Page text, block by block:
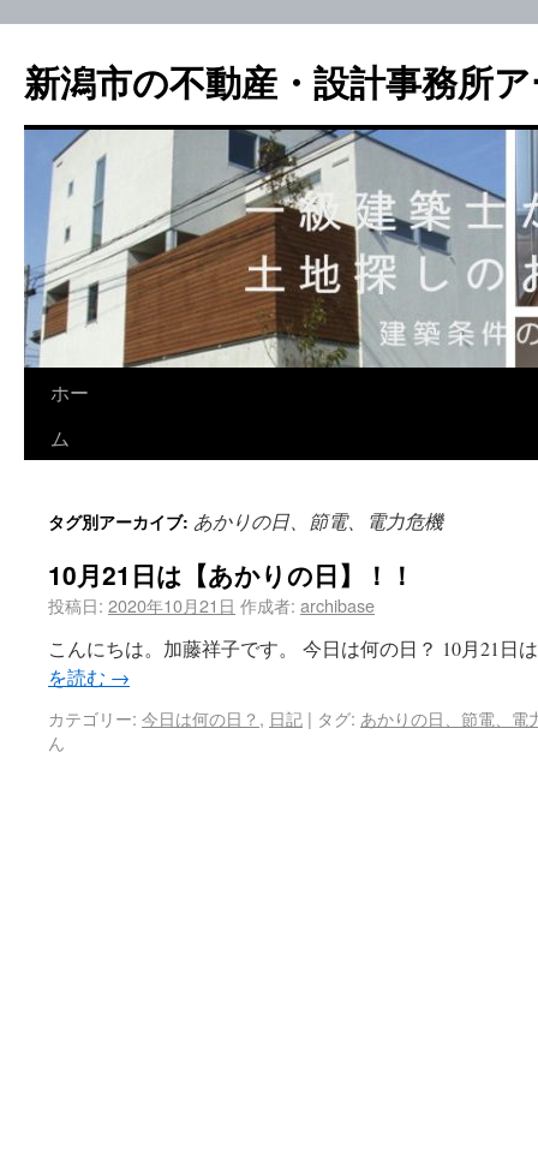
新潟市の不動産・設計事務所
ホー
ム
タグ別アーカイブ: あかりの日、節電、電力危機
10月21日は【あかりの日】！！
投稿日: 2020年10月21日 作成者: archibase
こんにちは。加藤祥子です。 今日は何の日？ 10月21
を読む →
カテゴリー: 今日は何の日？ , 日記 | タグ: あかりの日、節電、電
ん